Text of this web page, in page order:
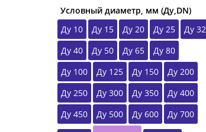
Условный диаметр, мм (Ду,DN)
Ду 10
Ду 15 Ду 20 Ду 25
Ду 32
Ду 40
Ду 50 Ду 65
Ду 80
Ду 100
Ду 125 Ду 150
Ду 200
Ду 250
Ду 300 Ду 350
Ду 400
Ду 450
Ду 500 Ду 600 Ду 700